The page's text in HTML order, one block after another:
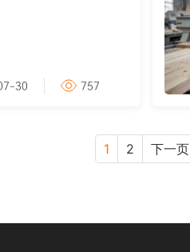
30 757
1 2 下一页